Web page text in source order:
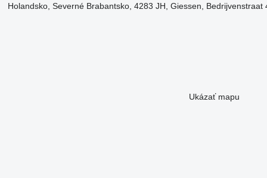
Holandsko, Severné Brabantsko, 4283 JH, Giessen, Bedrijvenstraat
Ukázať mapu